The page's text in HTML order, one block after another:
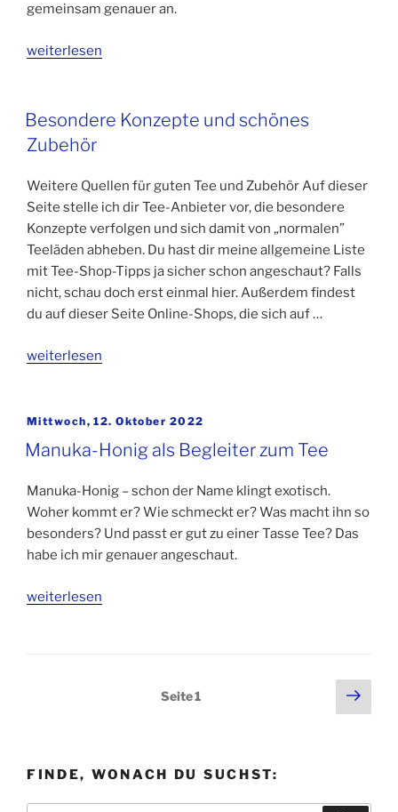
gemeinsam genauer an.
weiterlesen
Besondere Konzepte und schönes
Zubehör
Weitere Quellen für guten Tee und Zubehör Auf dieser
Seite stelle ich dir Tee-Anbieter vor, die besondere
Konzepte verfolgen und sich damit von „normalen”
Teeläden abheben. Du hast dir meine allgemeine Liste
mit Tee-Shop-Tipps ja sicher schon angeschaut? Falls
nicht, schau doch erst einmal hier. Außerdem findest
du auf dieser Seite Online-Shops, die sich auf …
„Besondere
schönes
Zubehör“
weiterlesen
Veröffentlicht
Mittwoch, 12. Oktober 2022
Manuka-Honig als Begleiter zum Tee
Manuka-Honig – schon der Name klingt exotisch.
Woher kommt er? Wie schmeckt er? Was macht ihn so
besonders? Und passt er gut zu einer Tasse Tee? Das
habe ich mir genauer angeschaut.
weiterlesen
Seitennummerierung
Seite1
FINDE, WONACH DU SUCHST: